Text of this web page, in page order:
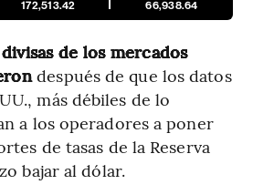
172,513.42
66,938.64
divisas de los mercados
después de que los datos
más débiles de lo
a los operadores a poner
de tasas de la Reserva
bajar al dólar.